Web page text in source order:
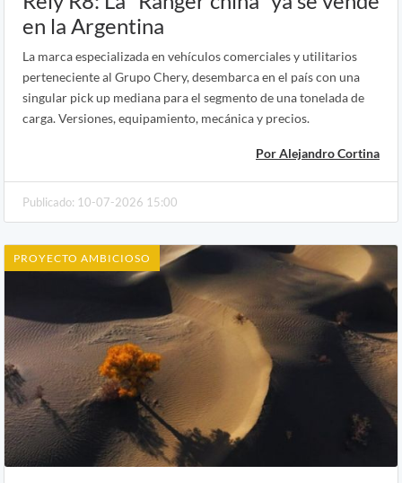
en la Argentina
La marca especializada en vehículos comerciales y utilitarios
perteneciente al Grupo Chery, desembarca en el país con una
singular pick up mediana para el segmento de una tonelada de
carga. Versiones, equipamiento, mecánica y precios.
Por Alejandro Cortina
Publicado: 10-07-2026 15:00
PROYECTO AMBICIOSO